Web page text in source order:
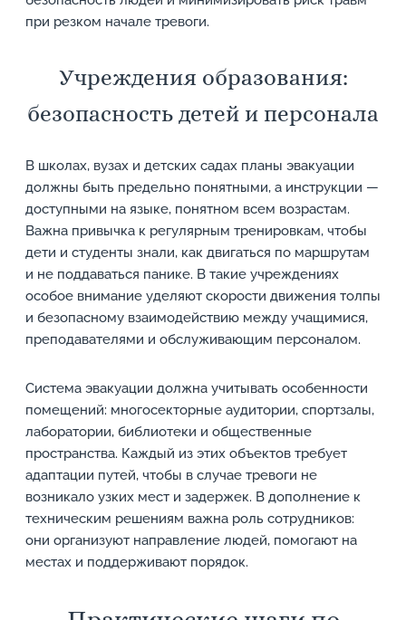
при резком начале тревоги.
Учреждения образования:
безопасность детей и персонала
В школах, вузах и детских садах планы эвакуации
должны быть предельно понятными, а инструкции —
доступными на языке, понятном всем возрастам.
Важна привычка к регулярным тренировкам, чтобы
дети и студенты знали, как двигаться по маршрутам
и не поддаваться панике. В такие учреждениях
особое внимание уделяют скорости движения толпы
и безопасному взаимодействию между учащимися,
преподавателями и обслуживающим персоналом.
Система эвакуации должна учитывать особенности
помещений: многосекторные аудитории, спортзалы,
лаборатории, библиотеки и общественные
пространства. Каждый из этих объектов требует
адаптации путей, чтобы в случае тревоги не
возникало узких мест и задержек. В дополнение к
техническим решениям важна роль сотрудников:
они организуют направление людей, помогают на
местах и поддерживают порядок.